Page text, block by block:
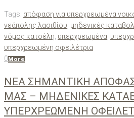
Tags: απόφαση για υπερχρεωμένα
νεάπολης λασιθίου μηδενικές
νόμος κατσέλη υπερχρεωμένα
υπερχρεωμένη οφειλέτρια
0 More
ΝΕΑ ΣΗΜΑΝΤΙΚΗ
ΜΑΣ – ΜΗΔΕΝΙΚΕΣ
ΥΠΕΡΧΡΕΩΜΕΝΗ